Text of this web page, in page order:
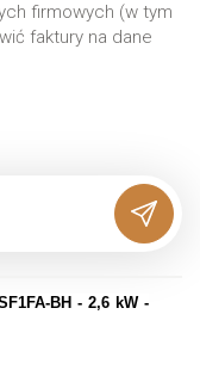
firmowych (w tym
faktury na dane
BH - 2,6 kW -